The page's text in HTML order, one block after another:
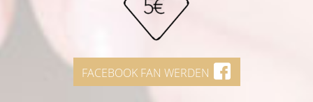
FACEBOOK FAN WERDEN